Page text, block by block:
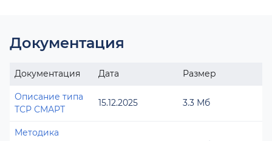
Документация
Документация Дата Размер
Описание типа
ТСР СМАРТ
15.12.2025 3.3 Мб
Методика